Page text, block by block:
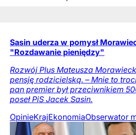
Sasin uderza w pomysł
"Rozdawanie pieniędzy"
Rozwój Plus Mateusza
pensję rodzicielską. – Mnie to
pan premier był przeciwnikiem
poseł PiS Jacek Sasin.
OpinieKrajEkonomiaObserwator